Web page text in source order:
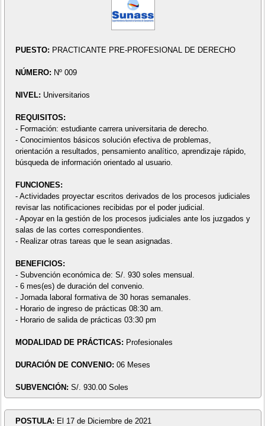
PUESTO: PRACTICANTE PRE-PROFESIONAL DE DERECHO
NÚMERO: Nº 009
NIVEL: Universitarios
REQUISITOS:
- Formación: estudiante carrera universitaria de derecho.
- Conocimientos básicos solución efectiva de problemas,
orientación a resultados, pensamiento analítico, aprendizaje rápido,
búsqueda de información orientado al usuario.
FUNCIONES:
- Actividades proyectar escritos derivados de los procesos judiciales
revisar las notificaciones recibidas por el poder judicial.
- Apoyar en la gestión de los procesos judiciales ante los juzgados y
salas de las cortes correspondientes.
- Realizar otras tareas que le sean asignadas.
BENEFICIOS:
- Subvención económica de: S/. 930 soles mensual.
- 6 mes(es) de duración del convenio.
- Jornada laboral formativa de 30 horas semanales.
- Horario de ingreso de prácticas 08:30 am.
- Horario de salida de prácticas 03:30 pm
MODALIDAD DE PRÁCTICAS: Profesionales
DURACIÓN DE CONVENIO: 06 Meses
SUBVENCIÓN: S/. 930.00 Soles
POSTULA: El 17 de Diciembre de 2021